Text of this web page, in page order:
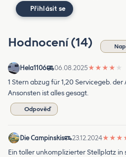
Přihlásit se
Hodnocení (14)
Hela1106 06.08.2025★ ★ ★ ★ ★
1 Stern abzug für 1,20 Servicegeb.
Ansonsten ist alles gesagt.
Odpověď
Die Campinskis 23.12.2024★ ★ ★
Ein toller unkomplizierter Stellplatz in